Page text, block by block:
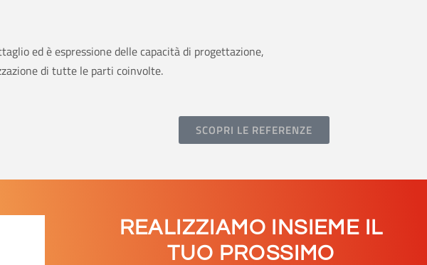
ed è espressione delle capacità di progettazione,
di tutte le parti coinvolte.
SCOPRI LE REFERENZE
REALIZZIAMO INSIEME IL
TUO PROSSIMO